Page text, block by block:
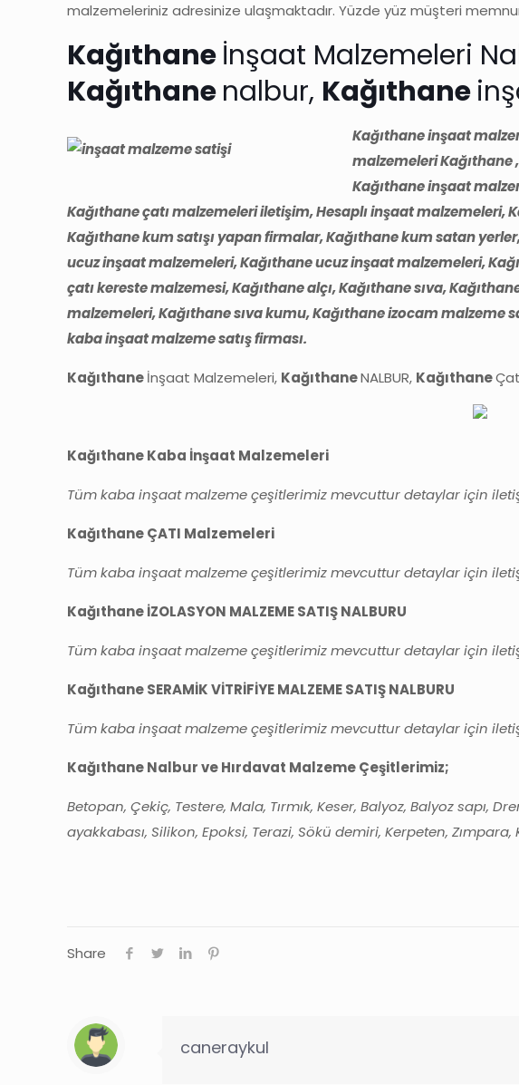
malzemeleriniz adresinize ulaşmaktadır. Yüzde yüz müşteri
Kağıthaneİnşaat Malzemeleri
Kağıthanenalbur, Kağıthane
Kağıthane inşaat
malzemeleri Kağıthane
Kağıthane inşaat
Kağıthane çatı malzemeleri iletişim, Hesaplı inşaat malzemeleri,
Kağıthane kum satışı yapan firmalar, Kağıthane kum satan
ucuz inşaat malzemeleri, Kağıthane ucuz inşaat malzemeleri,
çatı kereste malzemesi, Kağıthane alçı, Kağıthane sıva,
malzemeleri, Kağıthane sıva kumu, Kağıthane izocam
kaba inşaat malzeme satış firması.
Kağıthaneİnşaat Malzemeleri, KağıthaneNALBUR, Kağıthane
Kağıthane Kaba İnşaat Malzemeleri
Tüm kaba inşaat malzeme çeşitlerimiz mevcuttur detaylar için
Kağıthane ÇATI Malzemeleri
Tüm kaba inşaat malzeme çeşitlerimiz mevcuttur detaylar için
Kağıthane İZOLASYON MALZEME SATIŞ NALBURU
Tüm kaba inşaat malzeme çeşitlerimiz mevcuttur detaylar için
Kağıthane SERAMİK VİTRİFİYE MALZEME SATIŞ NALBURU
Tüm kaba inşaat malzeme çeşitlerimiz mevcuttur detaylar için
Kağıthane Nalbur ve Hırdavat Malzeme Çeşitlerimiz;
Betopan, Çekiç, Testere, Mala, Tırmık, Keser, Balyoz, Balyoz sapı,
ayakkabası, Silikon, Epoksi, Terazi, Sökü demiri, Kerpeten,
Share
caneraykul